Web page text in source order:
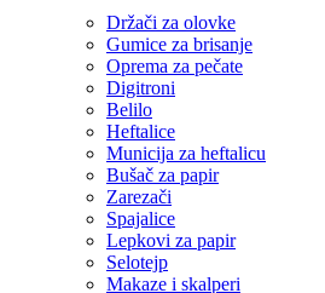
Držači za olovke
Gumice za brisanje
Oprema za pečate
Digitroni
Belilo
Heftalice
Municija za heftalicu
Bušač za papir
Zarezači
Spajalice
Lepkovi za papir
Selotejp
Makaze i skalperi